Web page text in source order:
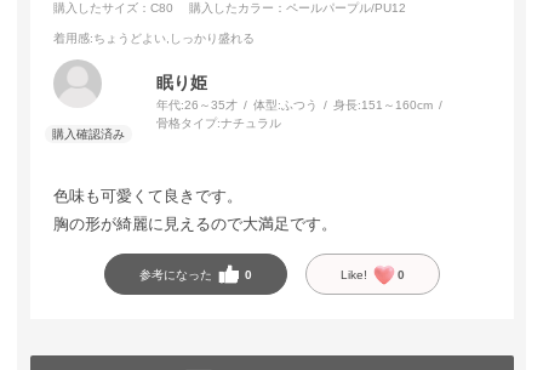
購入したサイズ：C80 購入したカラー：ペールパープル/PU12
着用感:ちょうどよい,しっかり盛れる
眠り姫
年代:26～35才 体型:ふつう 身長:151～160cm
骨格タイプ:ナチュラル
色味も可愛くて良きです。
胸の形が綺麗に見えるので大満足です。
参考になった 0 Like! 0